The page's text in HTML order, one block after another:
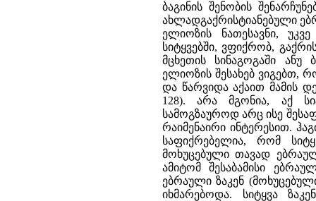
ბაგინის შენობის
ახლადგაქრისტიანებული
ელიოზის ნათესავნი,
სიტყვებში, ვფიქრობ,
მცხეთის სინაგოგაში
ელიოზის შესახებ ვიგებთ,
და წარვიდა აქაით მამის
128). არა მგონია, აქ
სამოგზაუროდ არც ისე
რაიმენაირი ინტერესით.
საფიქრებელია, რომ
მოხუცებული თავად
ამიტომ შესაბამისი
ებრაული ზაკენ
იხმარებოდა. სიტყვა